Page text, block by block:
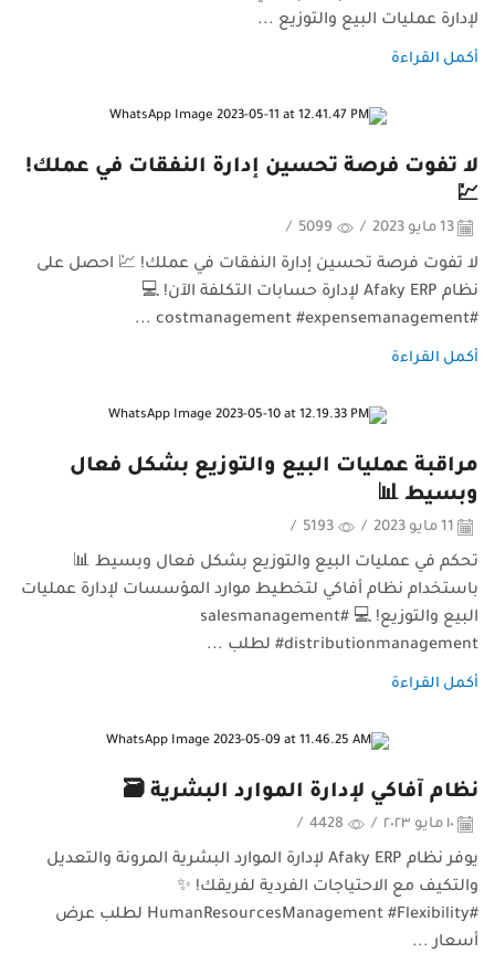
لإدارة عمليات البيع والتوزيع ...
أكمل القراءة
لا تفوت فرصة تحسين إدارة النفقات في عملك!
💹
/
5099
/
لا تفوت فرصة تحسين إدارة النفقات في عملك! 💹 احصل على
نظام Afaky ERP لإدارة حسابات التكلفة الآن! 💻
#costmanagement #expensemanagement ...
أكمل القراءة
مراقبة عمليات البيع والتوزيع بشكل فعال
وبسيط 📊
/
5193
/
تحكم في عمليات البيع والتوزيع بشكل فعال وبسيط 📊
باستخدام نظام أفاكي لتخطيط موارد المؤسسات لإدارة عمليات
البيع والتوزيع! 💻 #salesmanagement
#distributionmanagement لطلب ...
أكمل القراءة
نظام آفاكي لإدارة الموارد البشرية 🗃️
/
4428
/
يوفر نظام Afaky ERP لإدارة الموارد البشرية المرونة والتعديل
والتكيف مع الاحتياجات الفردية لفريقك! ✨
#HumanResourcesManagement #Flexibility لطلب عرض
أسعار ...